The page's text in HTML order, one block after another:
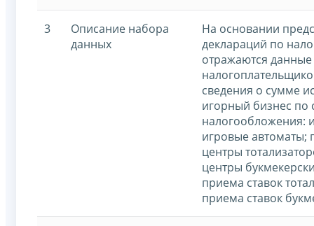
3
Описание набора
данных
На основании
деклараций по
отражаются данные
сведения о сумме
игорный бизнес
налогообложения:
игровые автоматы;
центры
центры
приема ставок
приема ставок